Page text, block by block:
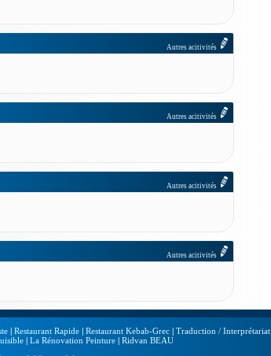
Autres acitivités
Autres acitivités
Autres acitivités
Autres acitivités
| Restaurant Rapide | Restaurant Kebab-Grec | Traduction / Interprétariat
| La Rénovation Peinture | Ridvan BEAU